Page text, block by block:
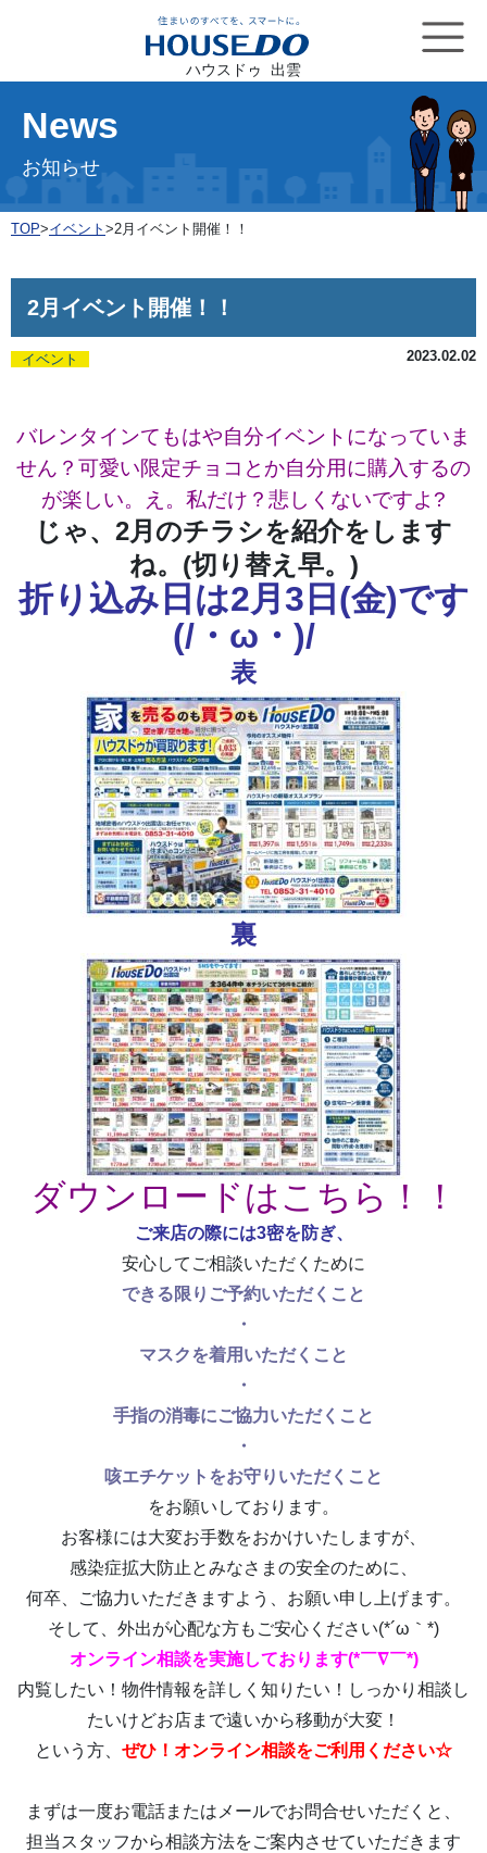
ハウスドゥ 出雲
News
お知らせ
TOP>イベント >2月イベント開催！！
2月イベント開催！！
イベント 2023.02.02
バレンタインてもはや自分イベントになっていま
せん？可愛い限定チョコとか自分用に購入するの
が楽しい。え。私だけ？悲しくないですよ?
じゃ、2月のチラシを紹介をします
ね。(切り替え早。)
折り込み日は2月3日(金)です
(/・ω・)/
表
裏
ダウンロードはこちら！！
ご来店の際には3密を防ぎ、
安心してご相談いただくために
できる限りご予約いただくこと
・
マスクを着用いただくこと
・
手指の消毒にご協力いただくこと
・
咳エチケットをお守りいただくこと
をお願いしております。
お客様には大変お手数をおかけいたしますが、
感染症拡大防止とみなさまの安全のために、
何卒、ご協力いただきますよう、お願い申し上げます。
そして、外出が心配な方もご安心ください(*´ω｀*)
オンライン相談を実施しております(*￣∇￣*)
内覧したい！物件情報を詳しく知りたい！しっかり相談し
たいけどお店まで遠いから移動が大変！
という方、 ぜひ！オンライン相談をご利用ください☆
まずは一度お電話またはメールでお問合せいただくと、
担当スタッフから相談方法をご案内させていただきます